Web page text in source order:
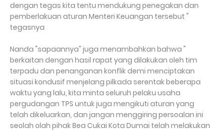
dengan tegas kita tentu mendukung penegakan dan
pemberlakuan aturan Menteri Keuangan tersebut "
tegasnya
Nanda "sapaannya" juga menambahkan bahwa "
berkaitan dengan hasil rapat yang dilakukan oleh tim
terpadu dan penanganan konflik demi menciptakan
situasi kondusif menjelang pilkada serentak beberapa
waktu yang lalu, kita minta seluruh pelaku usaha
pergudangan TPS untuk juga mengikuti aturan yang
telah dikeluarkan, dan jangan menggiring persoalan ini
seolah olah pihak Bea Cukai Kota Dumai telah melakukan